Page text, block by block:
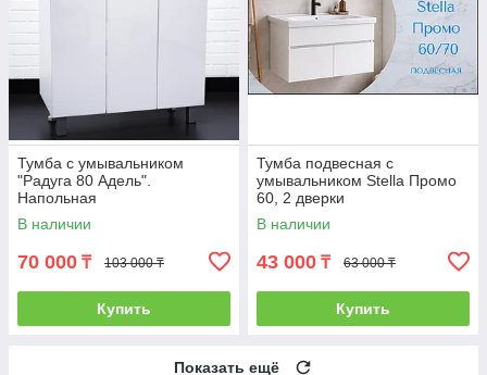
Тумба с умывальником
"Радуга 80 Адель".
Напольная
В наличии
70 000 ₸ 103 000 ₸
Купить
Тумба подвесная с
умывальником Stella Промо
60, 2 дверки
В наличии
43 000 ₸ 63 000 ₸
Купить
Показать ещё